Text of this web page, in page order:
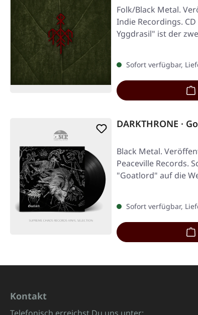
Folk/Black Metal.
Indie Recordings.
Yggdrasil" ist der
Sofort verfügbar,
DARKTHRONE ·
Black Metal.
Peaceville Records.
"Goatlord" auf die
Sofort verfügbar,
Kontakt